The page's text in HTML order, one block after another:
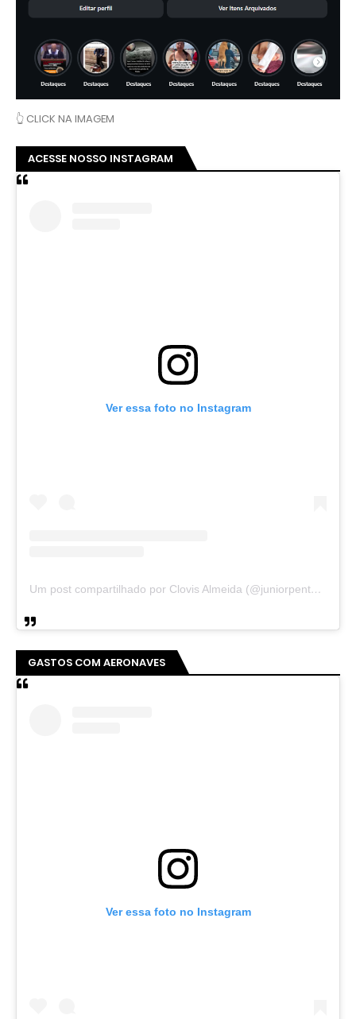
👆 CLICK NA IMAGEM
ACESSE NOSSO INSTAGRAM
Ver essa foto no Instagram
Um post compartilhado por Clovis Almeida (@juniorpentecoste01)
GASTOS COM AERONAVES
Ver essa foto no Instagram